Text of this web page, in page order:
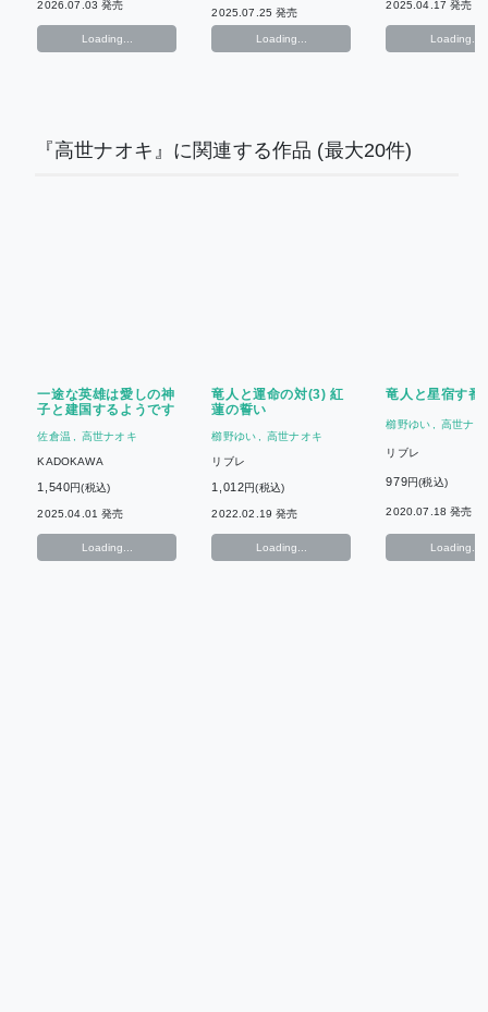
2026.07.03 発売
Loading...
2025.07.25 発売
Loading...
2025.04.17 発売
Loading...
『高世ナオキ』に関連する作品 (最大20件)
一途な英雄は愛しの神
子と建国するようです
佐倉温 高世ナオキ
KADOKAWA
1,540円(税込)
2025.04.01 発売
Loading...
竜人と運命の対(3) 紅
蓮の誓い
櫛野ゆい 高世ナオキ
リブレ
1,012円(税込)
2022.02.19 発売
Loading...
竜人と星宿す番
櫛野ゆい 高世ナオ
リブレ
979円(税込)
2020.07.18 発売
Loading...